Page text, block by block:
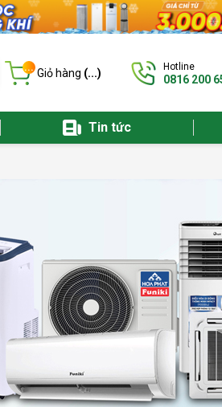
... Giỏ hàng (...) Hotline
0816 200
Tin tức